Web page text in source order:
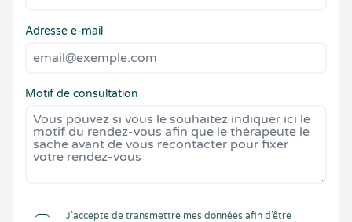
Adresse e-mail
Motif de consultation
J’accepte de transmettre mes données afin d’être